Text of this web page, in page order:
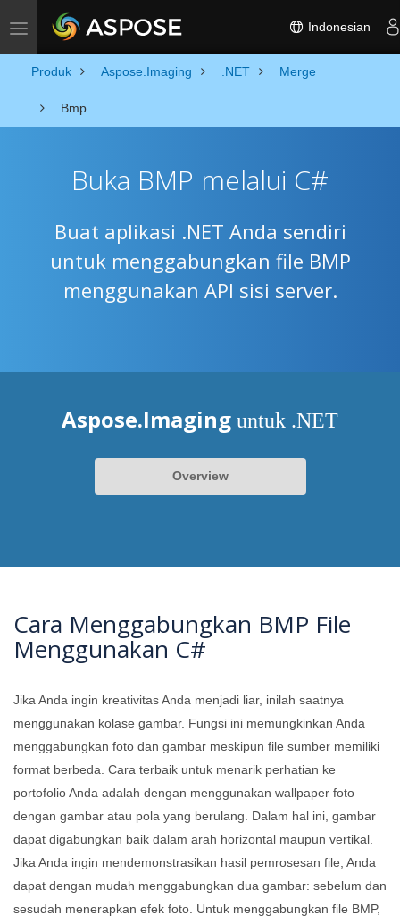
Toggle navigation Indonesian
Produk Aspose.Imaging .NET Merge
Bmp
Buka BMP melalui C#
Buat aplikasi .NET Anda sendiri
untuk menggabungkan file BMP
menggunakan API sisi server.
Aspose.Imaging untuk .NET
Overview
Cara Menggabungkan BMP File
Menggunakan C#
Jika Anda ingin kreativitas Anda menjadi liar, inilah saatnya
menggunakan kolase gambar. Fungsi ini memungkinkan Anda
menggabungkan foto dan gambar meskipun file sumber memiliki
format berbeda. Cara terbaik untuk menarik perhatian ke
portofolio Anda adalah dengan menggunakan wallpaper foto
dengan gambar atau pola yang berulang. Dalam hal ini, gambar
dapat digabungkan baik dalam arah horizontal maupun vertikal.
Jika Anda ingin mendemonstrasikan hasil pemrosesan file, Anda
dapat dengan mudah menggabungkan dua gambar: sebelum dan
sesudah menerapkan efek foto. Untuk menggabungkan file BMP,